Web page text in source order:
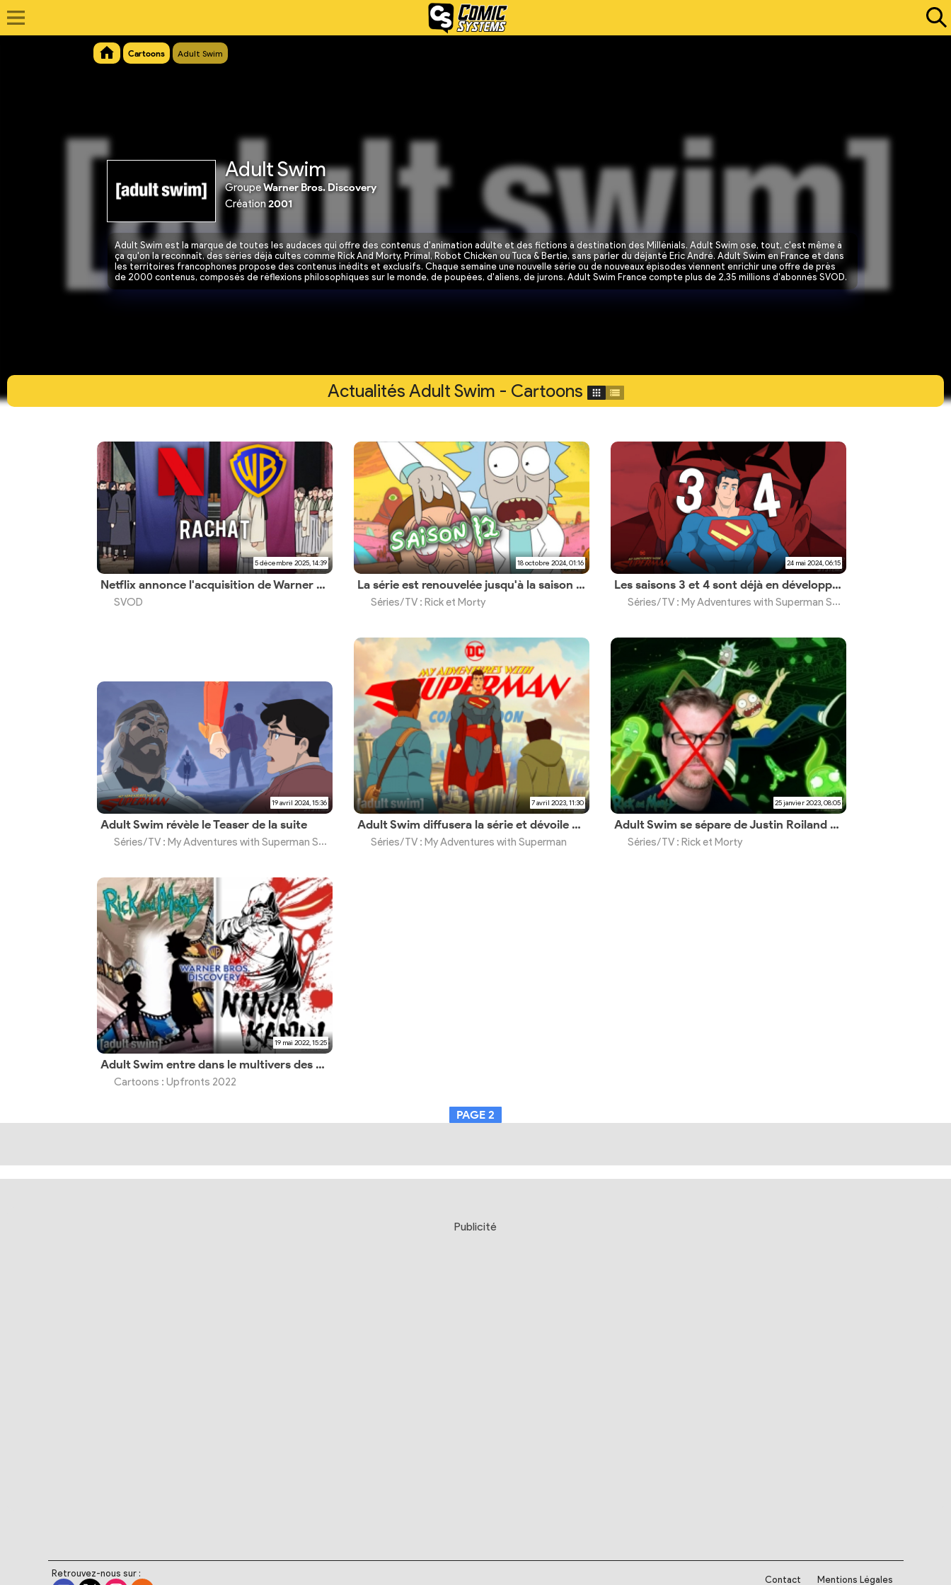
Cartoons Adult Swim
Adult Swim
GroupeWarner Bros. Discovery
Création 2001
Adult Swim est la marque de toutes les audaces qui offre des contenus d'animation adulte et des fictions à destination des Millénials. Adult Swim ose, tout, c'est même à
ça qu'on la reconnaît, des séries déjà cultes comme Rick And Morty, Primal, Robot Chicken ou Tuca & Bertie, sans parler du déjanté Eric André. Adult Swim en France et dans
les territoires francophones propose des contenus inédits et exclusifs. Chaque semaine une nouvelle série ou de nouveaux épisodes viennent enrichir une offre de près
de 2000 contenus, composés de réflexions philosophiques sur le monde, de poupées, d'aliens, de jurons. Adult Swim France compte plus de 2,35 millions d'abonnés SVOD.
Actualités Adult Swim - Cartoons
5 décembre 2025, 14:39
Netflix annonce l'acquisition de Warner Bros. après sa séparation avec Discovery Global
SVOD
18 octobre 2024, 01:16
La série est renouvelée jusqu'à la saison 12 par Adult Swim
Séries/TV : Rick et Morty
24 mai 2024, 06:15
Les saisons 3 et 4 sont déjà en développement
Séries/TV : My Adventures with Superman Saison 2
19 avril 2024, 15:36
Adult Swim révèle le Teaser de la suite
Séries/TV : My Adventures with Superman Saison 2
7 avril 2023, 11:30
Adult Swim diffusera la série et dévoile un aperçu
Séries/TV : My Adventures with Superman
25 janvier 2023, 08:05
Adult Swim se sépare de Justin Roiland après son jugement
Séries/TV : Rick et Morty
19 mai 2022, 15:25
Adult Swim entre dans le multivers des animes avec Rick & Morty et Ninja Kamui
Cartoons : Upfronts 2022
PAGE 2
Publicité
Retrouvez-nous sur :
Contact Mentions Légales